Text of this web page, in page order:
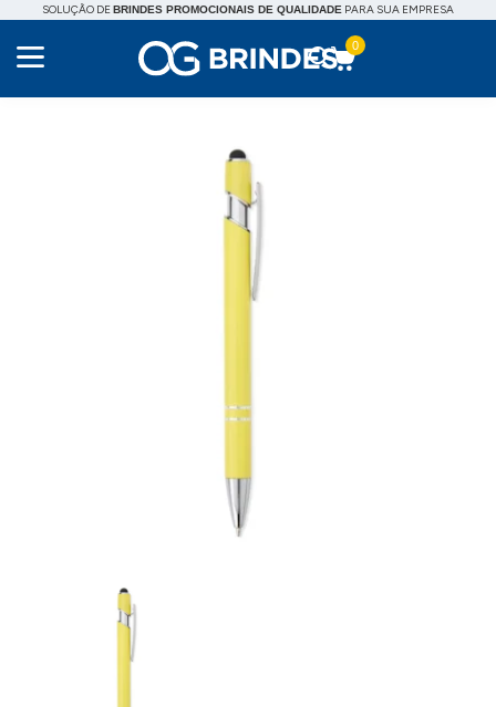
SOLUÇÃO DEBRINDES PROMOCIONAIS DE QUALIDADE PARA SUA EMPRESA
0